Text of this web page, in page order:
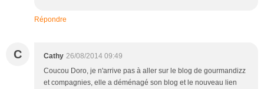
Répondre
C Cathy 26/08/2014 09:49
Coucou Doro, je n'arrive pas à aller sur le blog de gourmandizz
et compagnies, elle a déménagé son blog et le nouveau lien